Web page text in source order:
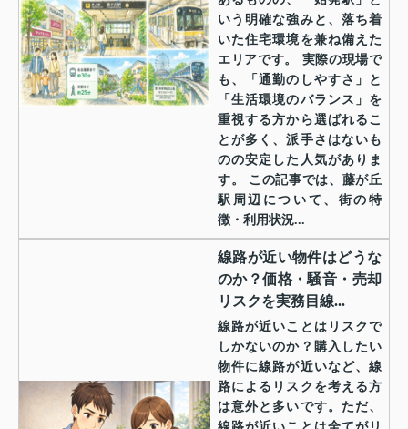
いう明確な強みと、落ち着
いた住宅環境を兼ね備えた
エリアです。 実際の現場で
も、「通勤のしやすさ」と
「生活環境のバランス」を
重視する方から選ばれるこ
とが多く、派手さはないも
のの安定した人気がありま
す。 この記事では、藤が丘
駅周辺について、街の特
徴・利用状況...
線路が近い物件はどうな
のか？価格・騒音・売却
リスクを実務目線...
線路が近いことはリスクで
しかないのか？購入したい
物件に線路が近いなど、線
路によるリスクを考える方
は意外と多いです。ただ、